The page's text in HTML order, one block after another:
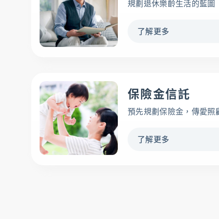
規劃退休樂齡生活的藍圖
了解更多
保險金信託
預先規劃保險金，傳愛照
了解更多